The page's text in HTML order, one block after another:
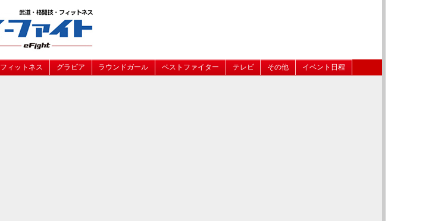
フィットネス グラビア ラウンドガール ベストファイター テレビ その他 イベント日程